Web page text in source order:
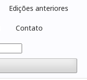
Edições anteriores
Contato